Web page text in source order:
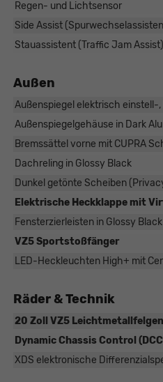
Regen- und Lichtsensor
Side Assist
Stauassistent (Traffic Jam Assist)
Außen
Außenspiegel elektrisch einstell-
Außenspiegelgehäuse in Dark
Bremssättel vorne mit CUPRA
Dachreling in Glossy Black
Dunkel getönte Scheiben
Elektrische Heckklappe mit
Fensterzierleisten in Glossy Black
VZ5 Sportstoßfänger
LED-Heckleuchten High+ mit
Räder & Technik
20 Zoll VZ5
Dynamic Chassis Control
XDS elektronische